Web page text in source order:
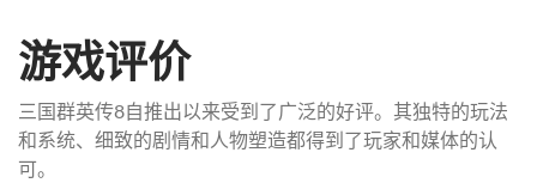
游戏评价
三国群英传8自推出以来受到了广泛的好评。其独特的玩法
和系统、细致的剧情和人物塑造都得到了玩家和媒体的认
可。